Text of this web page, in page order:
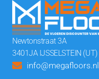
Newtonstraat 3A
3401JA IJSSELSTEIN (UT)
info@megafloors.nl